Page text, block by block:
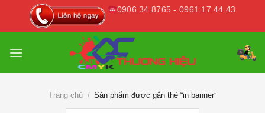
0906.34.8765 - 0961.17.44.43
Trang chủ / Sản phẩm được gắn thẻ “in banner”